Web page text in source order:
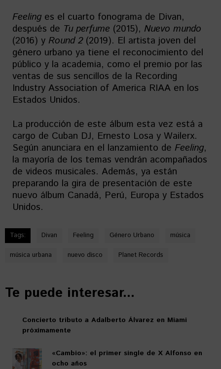
Feeling es el cuarto fonograma de Divan,
después de Tu perfume (2015), Nuevo mundo
(2016) y Round 2(2019). El artista joven del
género urbano ya tiene el reconocimiento del
público y la academia, como el premio por las
ventas de sus sencillos de la Recording
Industry Association of America RIAA en los
Estados Unidos.
La producción de este álbum esta vez está a
cargo de Cuban DJ, Ernesto Losa y Wailerx.
Según anunciara en el lanzamiento de Feeling,
la mayoría de los temas vendrán acompañados
de videos musicales. Además, ya están
preparando la gira de presentación de este
nuevo álbum Canadá, Perú, Europa y Estados
Unidos.
Tags: Divan Feeling Género Urbano música
música urbana nuevo disco Planet Records
Te puede interesar...
Concierto tributo a Adalberto Álvarez en Miami
próximamente
«Cambio»: el primer single de X Alfonso en
ocho años